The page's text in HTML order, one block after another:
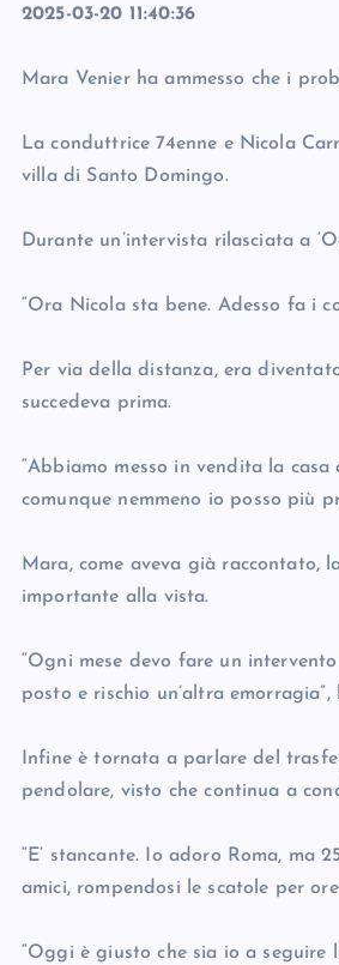
2025-03-20 11:40:36
Mara Venier ha ammesso che i
La conduttrice 74enne e Nicola
villa di Santo Domingo.
Durante un’intervista rilasciata a
“Ora Nicola sta bene. Adesso fa i
Per via della distanza, era
succedeva prima.
“Abbiamo messo in vendita la
comunque nemmeno io posso più
Mara, come aveva già raccontato,
importante alla vista.
“Ogni mese devo fare un
posto e rischio un’altra
Infine è tornata a parlare del
pendolare, visto che continua a
“E’ stancante. Io adoro Roma,
amici, rompendosi le scatole per
“Oggi è giusto che sia io a seguire